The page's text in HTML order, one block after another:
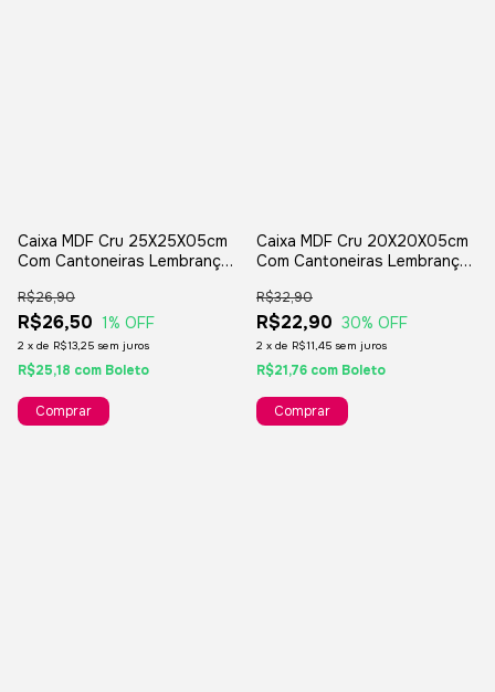
Caixa MDF Cru 25X25X05cm
Com Cantoneiras Lembranças
R$26,50
R$26,90
1% OFF
2 x de R$13,25 sem juros
R$25,18 com Boleto
Comprar
Caixa MDF Cru 20X20X05cm
Com Cantoneiras Lembranças
R$22,90
R$32,90
30% OFF
2 x de R$11,45 sem juros
R$21,76 com Boleto
Comprar